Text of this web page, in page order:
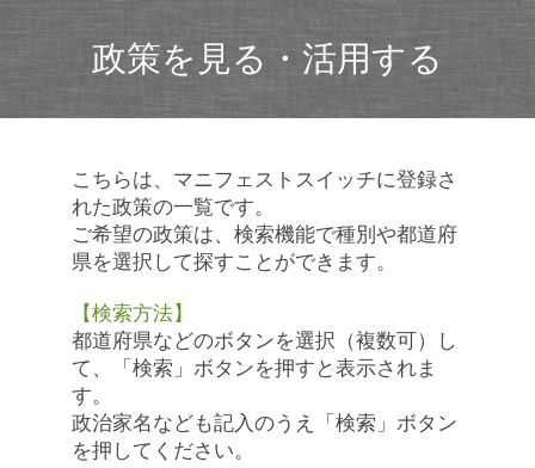
政策を見る・活用する
こちらは、マニフェストスイッチに登録さ
れた政策の一覧です。
ご希望の政策は、検索機能で種別や都道府
県を選択して探すことができます。
【検索方法】
都道府県などのボタンを選択（複数可）し
て、「検索」ボタンを押すと表示されま
す。
政治家名なども記入のうえ「検索」ボタン
を押してください。